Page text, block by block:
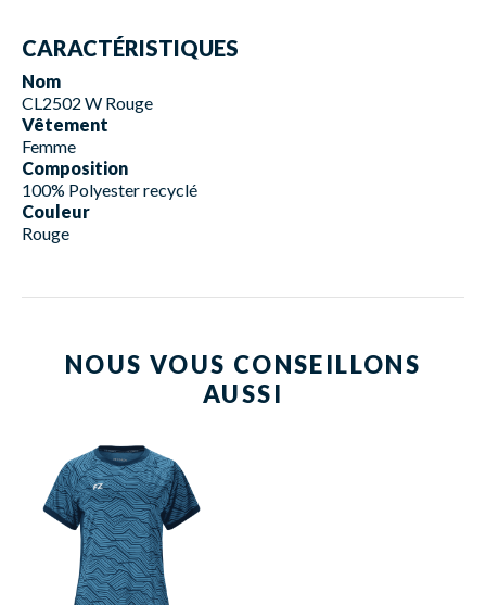
CARACTÉRISTIQUES
Nom
CL2502 W Rouge
Vêtement
Femme
Composition
100% Polyester recyclé
Couleur
Rouge
NOUS VOUS CONSEILLONS
AUSSI